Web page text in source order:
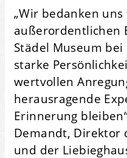
„Wir bedanken
außerordentlichen
Städel Museum
starke
wertvollen
herausragende
Erinnerung
Demandt, Direktor
und der